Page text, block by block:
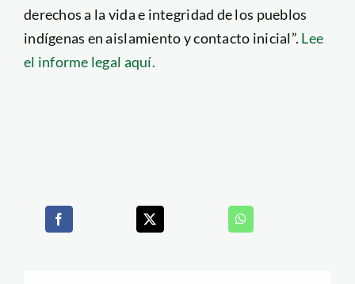
derechos a la vida e integridad de los pueblos
indígenas en aislamiento y contacto inicial”. Lee
el informe legal aquí.